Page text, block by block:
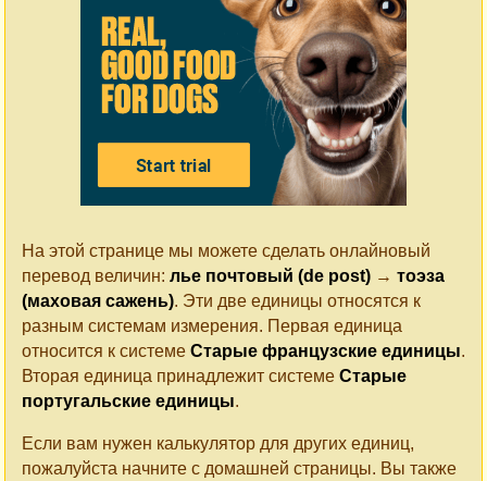
На этой странице мы можете сделать онлайновый
перевод величин: лье почтовый (de post) → тоэза
(маховая сажень). Эти две единицы относятся к
разным системам измерения. Первая единица
относится к системе Старые французские единицы.
Вторая единица принадлежит системе Старые
португальские единицы.
Если вам нужен калькулятор для других единиц,
пожалуйста начните с домашней страницы. Вы также